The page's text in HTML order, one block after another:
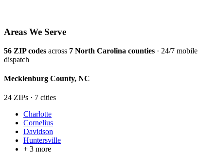
Areas We Serve
56 ZIP codes across 7 North Carolina counties · 24/7 mobile
dispatch
Mecklenburg County, NC
24 ZIPs · 7 cities
Charlotte
Cornelius
Davidson
Huntersville
+ 3 more